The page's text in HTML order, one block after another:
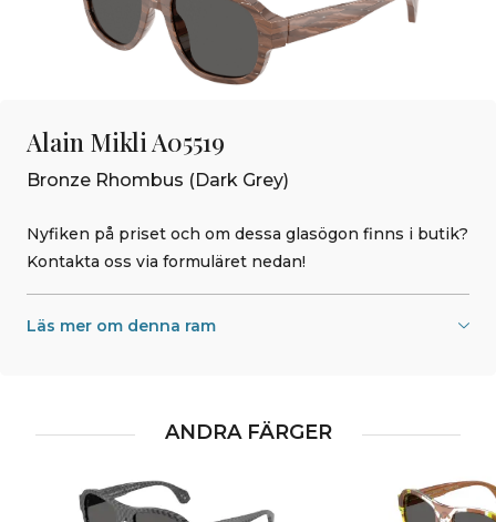
Alain Mikli A05519
Bronze Rhombus (Dark Grey)
Nyfiken på priset och om dessa glasögon finns i butik?
Kontakta oss via formuläret nedan!
Läs mer om denna ram
ANDRA FÄRGER